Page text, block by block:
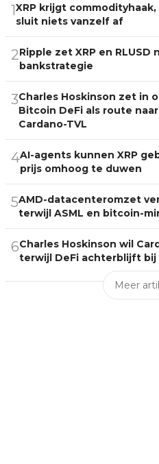
1XRP krijgt commodityhaak,
sluit niets vanzelf af
2Ripple zet XRP en RLUSD
bankstrategie
3Charles Hoskinson zet in
Bitcoin DeFi als route
Cardano-TVL
4AI-agents kunnen XRP
prijs omhoog te duwen
5AMD-datacenteromzet
terwijl ASML en bitcoin-
6Charles Hoskinson wil
terwijl DeFi achterblijft bij
Meer